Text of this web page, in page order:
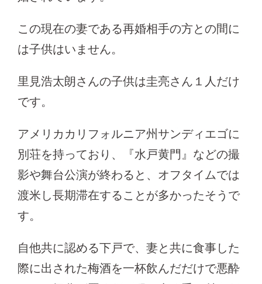
この現在の妻である再婚相手の方との間に
は子供はいません。
里見浩太朗さんの子供は圭亮さん１人だけ
です。
アメリカカリフォルニア州サンディエゴに
別荘を持っており、『水戸黄門』などの撮
影や舞台公演が終わると、オフタイムでは
渡米し長期滞在することが多かったそうで
す。
自他共に認める下戸で、妻と共に食事した
際に出された梅酒を一杯飲んだだけで悪酔